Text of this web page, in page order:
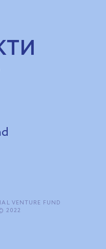
VENTURE FUND
2022